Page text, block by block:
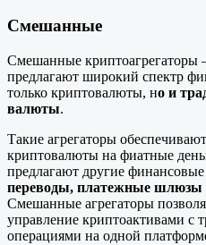
Смешанные
Смешанные
предлагают широкий спектр
только криптовалюты, но и
валюты.
Такие агрегаторы
криптовалюты на фиатные
предлагают другие
переводы, платежные шлюзы
Смешанные агрегаторы
управление криптоактивами
операциями на одной